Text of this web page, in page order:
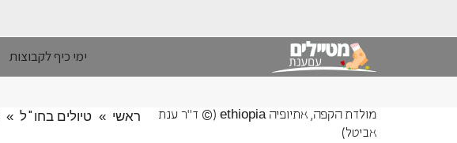
ימי כיף לקבוצות
מולדת הקפה, אתיופיה ethiopia (© ד"ר ענת
אביטל)
ראשי » טיולים בחו"ל »